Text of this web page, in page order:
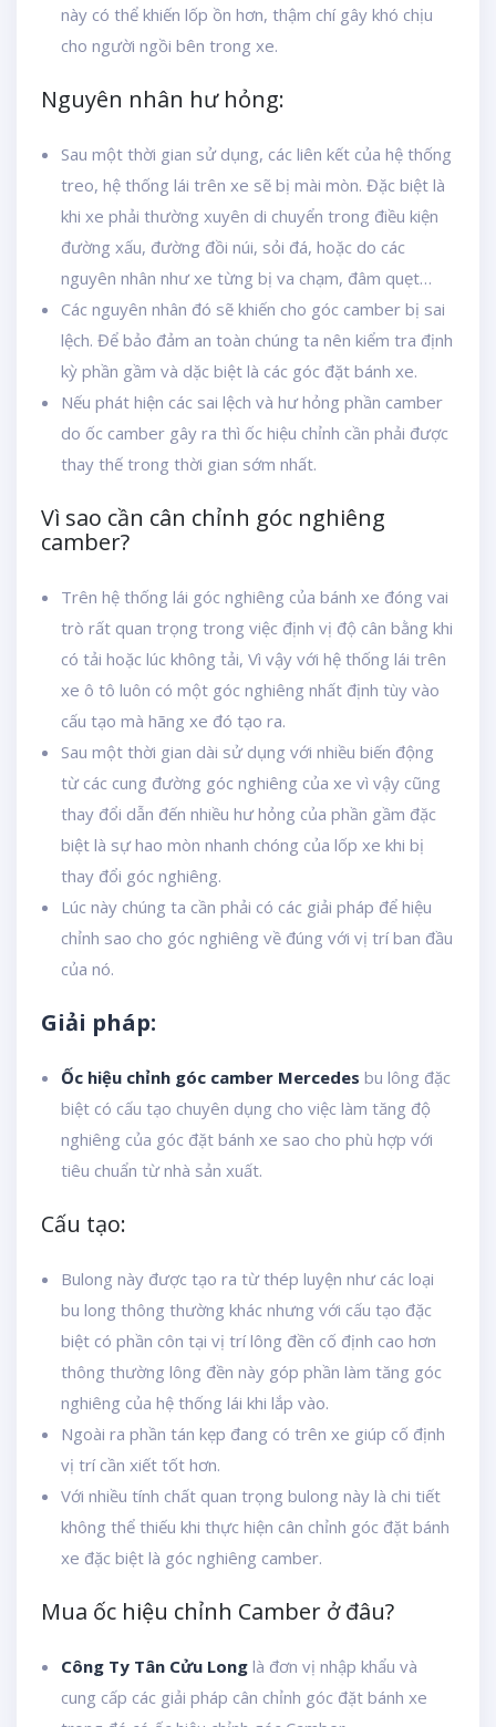
này có thể khiến lốp ồn hơn, thậm chí gây khó chịu
cho người ngồi bên trong xe.
Nguyên nhân hư hỏng:
Sau một thời gian sử dụng, các liên kết của hệ thống
treo, hệ thống lái trên xe sẽ bị mài mòn. Đặc biệt là
khi xe phải thường xuyên di chuyển trong điều kiện
đường xấu, đường đồi núi, sỏi đá, hoặc do các
nguyên nhân như xe từng bị va chạm, đâm quẹt…
Các nguyên nhân đó sẽ khiến cho góc camber bị sai
lệch. Để bảo đảm an toàn chúng ta nên kiểm tra định
kỳ phần gầm và dặc biệt là các góc đặt bánh xe.
Nếu phát hiện các sai lệch và hư hỏng phần camber
do ốc camber gây ra thì ốc hiệu chỉnh cần phải được
thay thế trong thời gian sớm nhất.
Vì sao cần cân chỉnh góc nghiêng
camber?
Trên hệ thống lái góc nghiêng của bánh xe đóng vai
trò rất quan trọng trong việc định vị độ cân bằng khi
có tải hoặc lúc không tải, Vì vậy với hệ thống lái trên
xe ô tô luôn có một góc nghiêng nhất định tùy vào
cấu tạo mà hãng xe đó tạo ra.
Sau một thời gian dài sử dụng với nhiều biến động
từ các cung đường góc nghiêng của xe vì vậy cũng
thay đổi dẫn đến nhiều hư hỏng của phần gầm đặc
biệt là sự hao mòn nhanh chóng của lốp xe khi bị
thay đổi góc nghiêng.
Lúc này chúng ta cần phải có các giải pháp để hiệu
chỉnh sao cho góc nghiêng về đúng với vị trí ban đầu
của nó.
Giải pháp:
Ốc hiệu chỉnh góc camber Mercedes bu lông đặc
biệt có cấu tạo chuyên dụng cho việc làm tăng độ
nghiêng của góc đặt bánh xe sao cho phù hợp với
tiêu chuẩn từ nhà sản xuất.
Cấu tạo:
Bulong này được tạo ra từ thép luyện như các loại
bu long thông thường khác nhưng với cấu tạo đặc
biệt có phần côn tại vị trí lông đền cố định cao hơn
thông thường lông đền này góp phần làm tăng góc
nghiêng của hệ thống lái khi lắp vào.
Ngoài ra phần tán kẹp đang có trên xe giúp cố định
vị trí cần xiết tốt hơn.
Với nhiều tính chất quan trọng bulong này là chi tiết
không thể thiếu khi thực hiện cân chỉnh góc đặt bánh
xe đặc biệt là góc nghiêng camber.
Mua ốc hiệu chỉnh Camber ở đâu?
Công Ty Tân Cửu Long là đơn vị nhập khẩu và
cung cấp các giải pháp cân chỉnh góc đặt bánh xe